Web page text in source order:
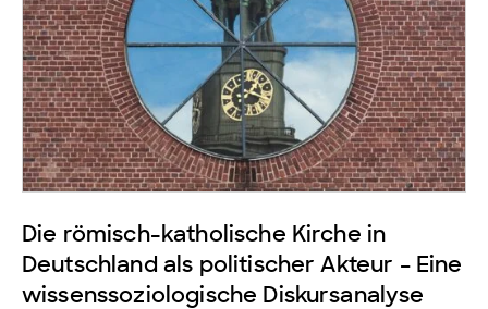
Die römisch-katholische Kirche in
Deutschland als politischer Akteur – Eine
wissenssoziologische Diskursanalyse